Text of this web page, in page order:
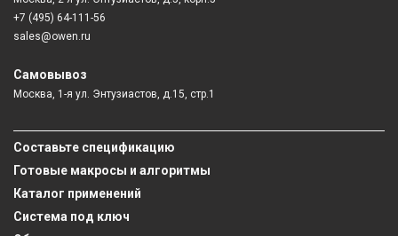
+7 (495) 64-111-56
sales@owen.ru
Самовывоз
Москва, 1-я ул. Энтузиастов, д.15, стр.1
Составьте спецификацию
Готовые макросы и алгоритмы
Каталог применений
Система под ключ